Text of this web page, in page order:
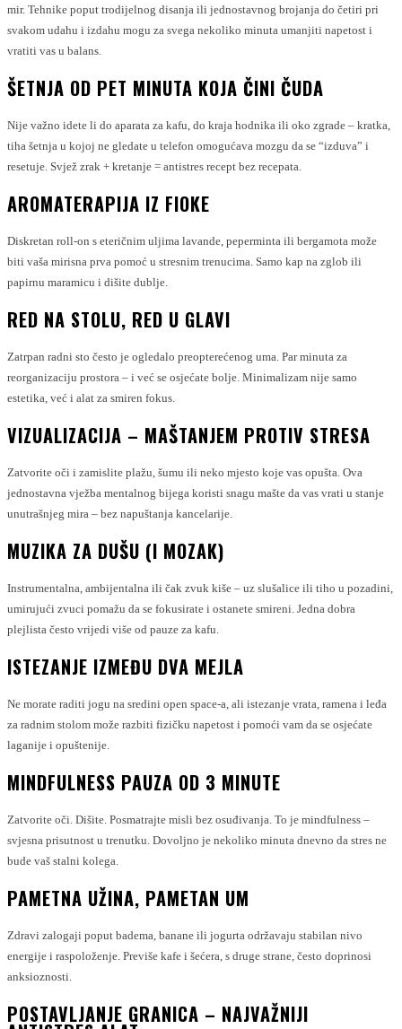
mir. Tehnike poput trodijelnog disanja ili jednostavnog brojanja do četiri pri
svakom udahu i izdahu mogu za svega nekoliko minuta umanjiti napetost i
vratiti vas u balans.
ŠETNJA OD PET MINUTA KOJA ČINI ČUDA
Nije važno idete li do aparata za kafu, do kraja hodnika ili oko zgrade – kratka,
tiha šetnja u kojoj ne gledate u telefon omogućava mozgu da se “izduva” i
resetuje. Svjež zrak + kretanje = antistres recept bez recepata.
AROMATERAPIJA IZ FIOKE
Diskretan roll-on s eteričnim uljima lavande, peperminta ili bergamota može
biti vaša mirisna prva pomoć u stresnim trenucima. Samo kap na zglob ili
papirnu maramicu i dišite dublje.
RED NA STOLU, RED U GLAVI
Zatrpan radni sto često je ogledalo preopterećenog uma. Par minuta za
reorganizaciju prostora – i već se osjećate bolje. Minimalizam nije samo
estetika, već i alat za smiren fokus.
VIZUALIZACIJA – MAŠTANJEM PROTIV STRESA
Zatvorite oči i zamislite plažu, šumu ili neko mjesto koje vas opušta. Ova
jednostavna vježba mentalnog bijega koristi snagu mašte da vas vrati u stanje
unutrašnjeg mira – bez napuštanja kancelarije.
MUZIKA ZA DUŠU (I MOZAK)
Instrumentalna, ambijentalna ili čak zvuk kiše – uz slušalice ili tiho u pozadini,
umirujući zvuci pomažu da se fokusirate i ostanete smireni. Jedna dobra
plejlista često vrijedi više od pauze za kafu.
ISTEZANJE IZMEĐU DVA MEJLA
Ne morate raditi jogu na sredini open space-a, ali istezanje vrata, ramena i leđa
za radnim stolom može razbiti fizičku napetost i pomoći vam da se osjećate
laganije i opuštenije.
MINDFULNESS PAUZA OD 3 MINUTE
Zatvorite oči. Dišite. Posmatrajte misli bez osuđivanja. To je mindfulness –
svjesna prisutnost u trenutku. Dovoljno je nekoliko minuta dnevno da stres ne
bude vaš stalni kolega.
PAMETNA UŽINA, PAMETAN UM
Zdravi zalogaji poput badema, banane ili jogurta održavaju stabilan nivo
energije i raspoloženje. Previše kafe i šećera, s druge strane, često doprinosi
anksioznosti.
POSTAVLJANJE GRANICA – NAJVAŽNIJI